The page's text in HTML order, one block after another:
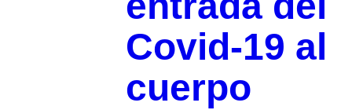
Covid-19 al
cuerpo